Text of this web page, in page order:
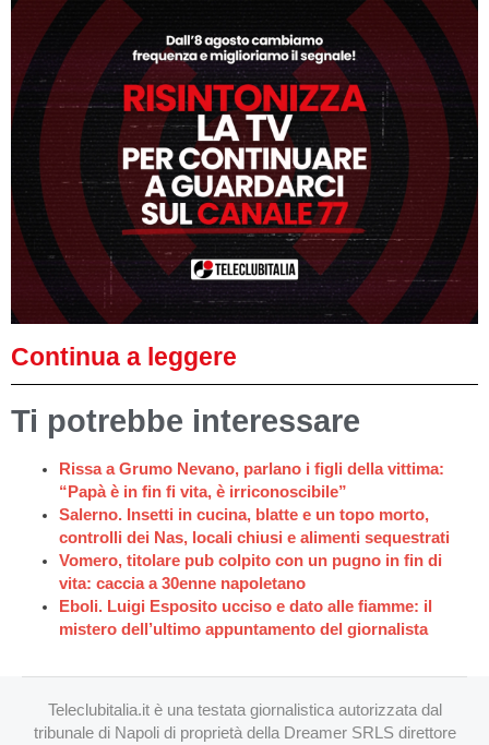
Continua a leggere
Ti potrebbe interessare
Rissa a Grumo Nevano, parlano i figli della vittima:
“Papà è in fin fi vita, è irriconoscibile”
Salerno. Insetti in cucina, blatte e un topo morto,
controlli dei Nas, locali chiusi e alimenti sequestrati
Vomero, titolare pub colpito con un pugno in fin di
vita: caccia a 30enne napoletano
Eboli. Luigi Esposito ucciso e dato alle fiamme: il
mistero dell’ultimo appuntamento del giornalista
Teleclubitalia.it è una testata giornalistica autorizzata dal
tribunale di Napoli di proprietà della Dreamer SRLS direttore